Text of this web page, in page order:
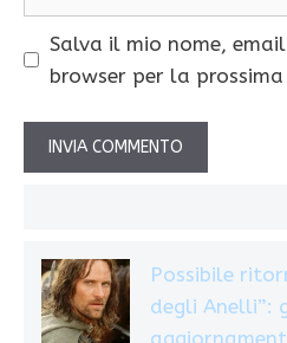
Salva il mio nome,
browser per la
Possibile
degli Anelli”: